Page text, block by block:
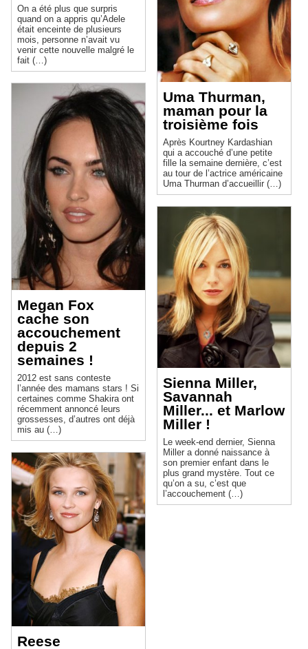
On a été plus que surpris
quand on a appris qu’Adele
était enceinte de plusieurs
mois, personne n’avait vu
venir cette nouvelle malgré le
fait (…)
Megan Fox
cache son
accouchement
depuis 2
semaines !
2012 est sans conteste
l’année des mamans stars ! Si
certaines comme Shakira ont
récemment annoncé leurs
grossesses, d’autres ont déjà
mis au (…)
Reese
Uma Thurman,
maman pour la
troisième fois
Après Kourtney Kardashian
qui a accouché d’une petite
fille la semaine dernière, c’est
au tour de l’actrice américaine
Uma Thurman d’accueillir (…)
Sienna Miller,
Savannah
Miller... et Marlow
Miller !
Le week-end dernier, Sienna
Miller a donné naissance à
son premier enfant dans le
plus grand mystère. Tout ce
qu’on a su, c’est que
l’accouchement (…)